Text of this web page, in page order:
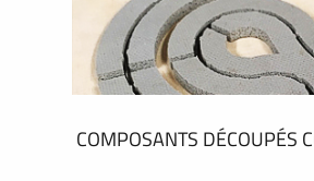
COMPOSANTS DÉCOUPÉS